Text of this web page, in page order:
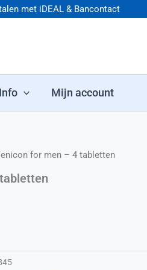
met iDEAL & Bancontact
Info Mijn account
for men – 4 tabletten
prijs was: €
prijs is: € 12,95.